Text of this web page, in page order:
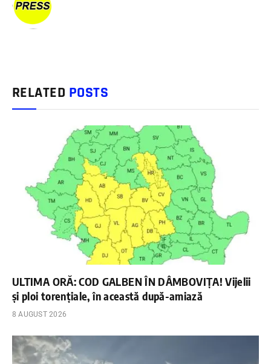
RELATED POSTS
ULTIMA ORĂ: COD GALBEN ÎN DÂMBOVIȚA! Vijelii
și ploi torențiale, în această după-amiază
8 AUGUST 2026